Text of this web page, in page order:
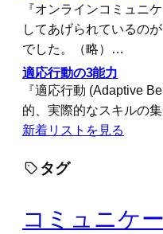
『オンラインコミュニ
してあげられているの
でした。（略）…
適応行動の3能力
『適応行動 (Adaptive
的、実際的なスキルの
新着リストを見る
タグ
コミュニケ